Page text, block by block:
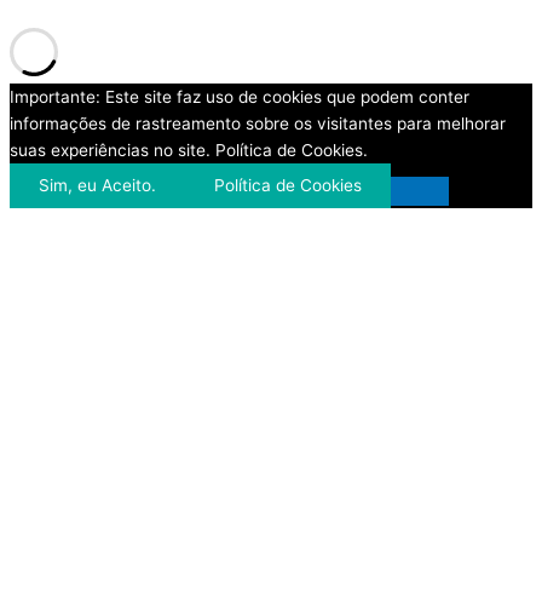
Importante: Este site faz uso de cookies que podem conter
informações de rastreamento sobre os visitantes para melhorar
suas experiências no site. Política de Cookies.
Sim, eu Aceito.
Política de Cookies